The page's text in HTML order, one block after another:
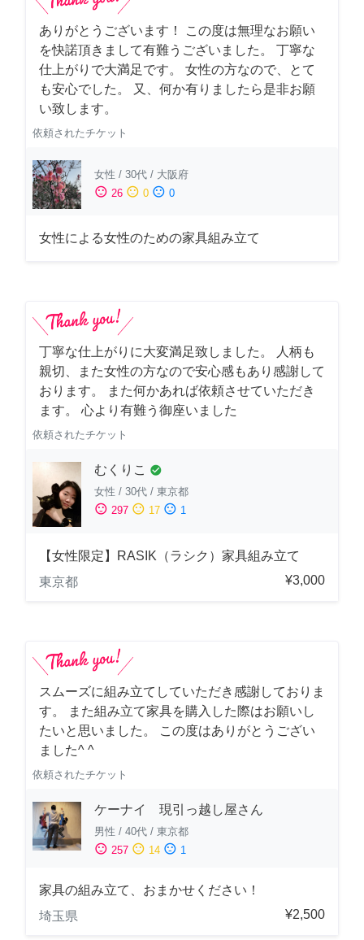
ありがとうございます！ この度は無理なお願い
を快諾頂きまして有難うございました。 丁寧な
仕上がりで大満足です。 女性の方なので、とて
も安心でした。 又、何か有りましたら是非お願
い致します。
依頼されたチケット
女性 / 30代 / 大阪府
sentiment_satisfied 26 sentiment_neutral 0 sentiment_dissatisfied 0
女性による女性のための家具組み立て
丁寧な仕上がりに大変満足致しました。 人柄も
親切、また女性の方なので安心感もあり感謝して
おります。 また何かあれば依頼させていただき
ます。 心より有難う御座いました
依頼されたチケット
むくりこ check_circle
女性 / 30代 / 東京都
sentiment_satisfied 297 sentiment_neutral 17 sentiment_dissatisfied 1
【女性限定】RASIK（ラシク）家具組み立て
東京都
¥3,000
スムーズに組み立てしていただき感謝しておりま
す。 また組み立て家具を購入した際はお願いし
たいと思いました。 この度はありがとうござい
ました^ ^
依頼されたチケット
ケーナイ 現引っ越し屋さん
男性 / 40代 / 東京都
sentiment_satisfied 257 sentiment_neutral 14 sentiment_dissatisfied 1
家具の組み立て、おまかせください！
埼玉県
¥2,500